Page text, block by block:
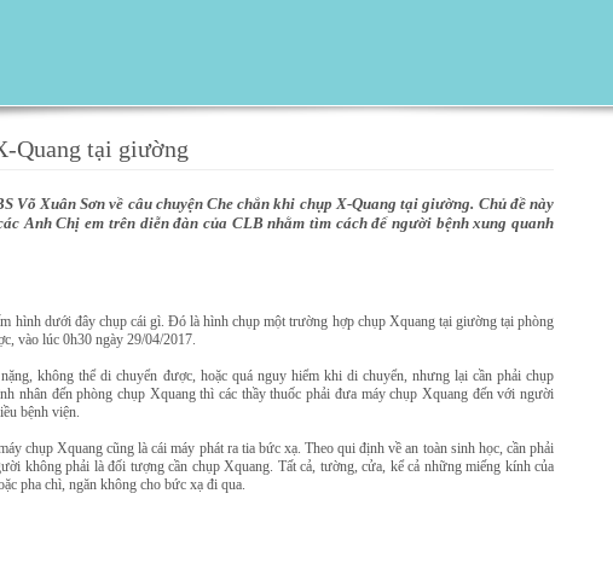
Quang tại giường
Võ Xuân Sơn về câu chuyện Che chắn khi chụp X-Quang tại giường. Chủ đề này
Anh Chị em trên diễn đàn của CLB nhằm tìm cách để người bệnh xung quanh
hình dưới đây chụp cái gì. Đó là hình chụp một trường hợp chụp Xquang tại giường tại phòng
vào lúc 0h30 ngày 29/04/2017.
không thể di chuyển được, hoặc quá nguy hiểm khi di chuyển, nhưng lại cần phải chụp
nhân đến phòng chụp Xquang thì các thầy thuốc phải đưa máy chụp Xquang đến với người
bệnh viện.
chụp Xquang cũng là cái máy phát ra tia bức xạ. Theo qui định về an toàn sinh học, cần phải
không phải là đối tượng cần chụp Xquang. Tất cả, tường, cửa, kể cả những miếng kính của
pha chì, ngăn không cho bức xạ đi qua.